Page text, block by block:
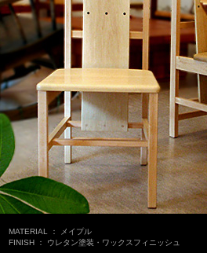
MATERIAL ： メイプル
FINISH ： ウレタン塗装・ワックスフィニッシュ